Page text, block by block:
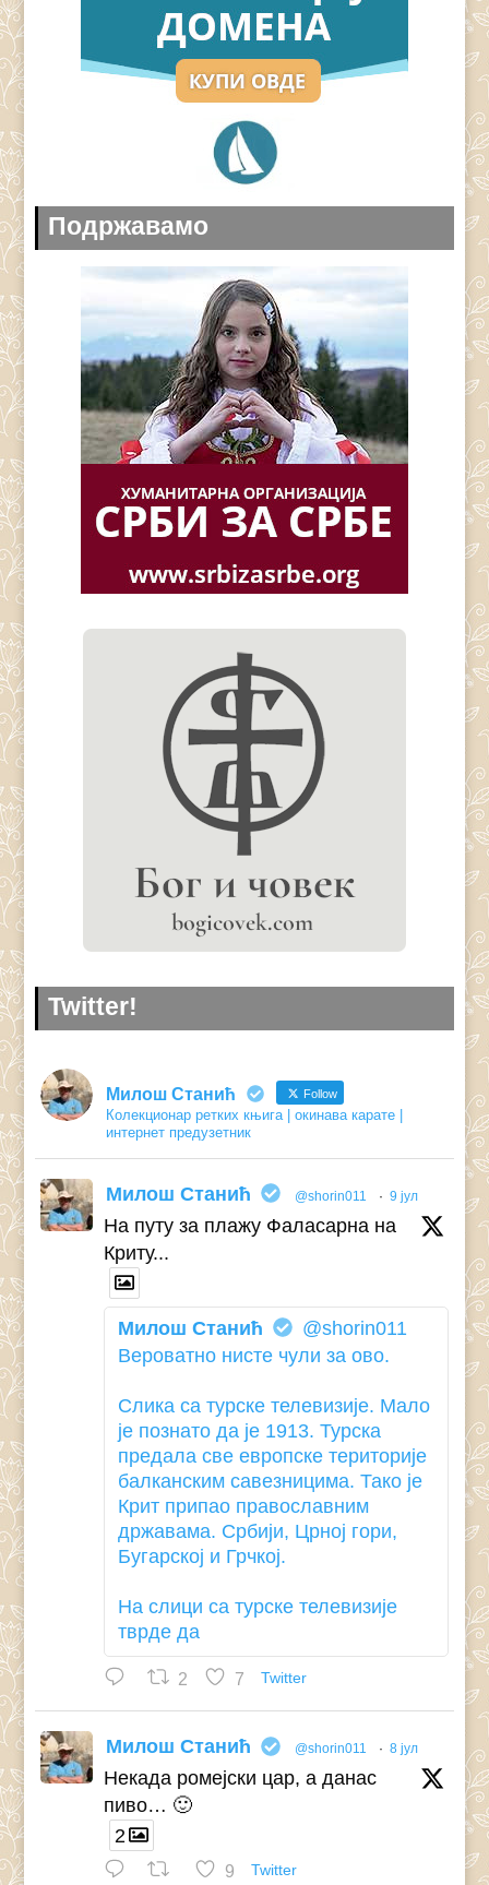
Подржавамо
Twitter!
Милош Станић Follow
Колекционар ретких књига | окинава карате |
интернет предузетник
Милош Станић @shorin011 · 9 јул
На путу за плажу Фаласарна на
Криту...
Милош Станић
@shorin011
Вероватно нисте чули за ово.
Слика са турске телевизије. Мало
је познато да је 1913. Турска
предала све европске територије
балканским савезницима. Тако је
Крит припао православним
државама. Србији, Црној гори,
Бугарској и Грчкој.
На слици са турске телевизије
тврде да
2 7 Twitter
Милош Станић @shorin011 · 8 јул
Некада ромејски цар, а данас
пиво… 🙂
2
9 Twitter